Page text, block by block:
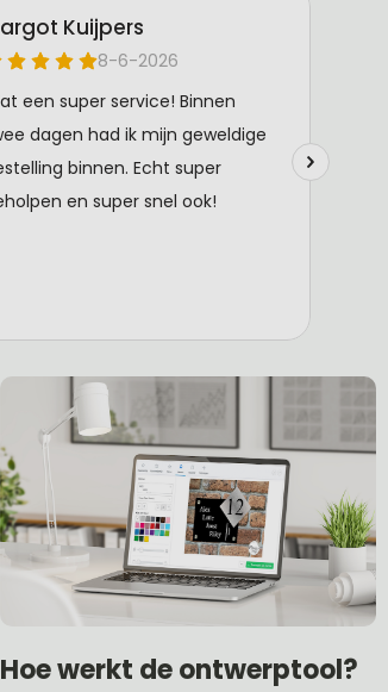
Hoe werkt de ontwerptool?